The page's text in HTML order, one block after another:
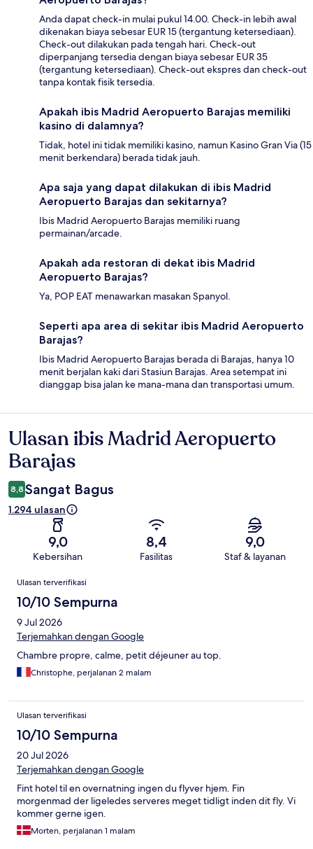
Anda dapat check-in mulai pukul 14.00. Check-in lebih awal
dikenakan biaya sebesar EUR 15 (tergantung ketersediaan).
Check-out dilakukan pada tengah hari. Check-out
diperpanjang tersedia dengan biaya sebesar EUR 35
(tergantung ketersediaan). Check-out ekspres dan check-out
tanpa kontak fisik tersedia.
Apakah ibis Madrid Aeropuerto Barajas memiliki
kasino di dalamnya?
Tidak, hotel ini tidak memiliki kasino, namun Kasino Gran Via (15
menit berkendara) berada tidak jauh.
Apa saja yang dapat dilakukan di ibis Madrid
Aeropuerto Barajas dan sekitarnya?
Ibis Madrid Aeropuerto Barajas memiliki ruang
permainan/arcade.
Apakah ada restoran di dekat ibis Madrid
Aeropuerto Barajas?
Ya, POP EAT menawarkan masakan Spanyol.
Seperti apa area di sekitar ibis Madrid Aeropuerto
Barajas?
Ibis Madrid Aeropuerto Barajas berada di Barajas, hanya 10
menit berjalan kaki dari Stasiun Barajas. Area setempat ini
dianggap bisa jalan ke mana-mana dan transportasi umum.
Ulasan
Ulasan ibis Madrid Aeropuerto
Barajas
8,8 Sangat Bagus
1.294 ulasan
9,0
Kebersihan
8,4
Fasilitas
9,0
Staf & layanan
Ulasan
Ulasan terverifikasi
10/10 Sempurna
9 Jul 2026
Terjemahkan dengan Google
Chambre propre, calme, petit déjeuner au top.
Christophe, perjalanan 2 malam
Ulasan terverifikasi
10/10 Sempurna
20 Jul 2026
Terjemahkan dengan Google
Fint hotel til en overnatning ingen du flyver hjem. Fin
morgenmad der ligeledes serveres meget tidligt inden dit fly. Vi
kommer gerne igen.
Morten, perjalanan 1 malam